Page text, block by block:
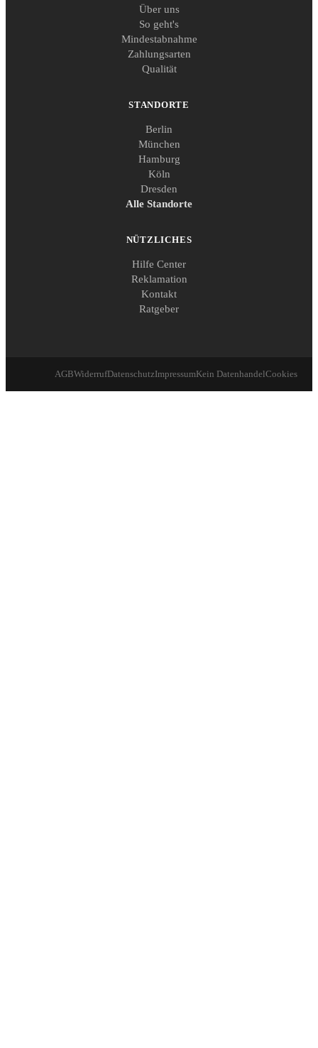
Über uns
So geht's
Mindestabnahme
Zahlungsarten
Qualität
STANDORTE
Berlin
München
Hamburg
Köln
Dresden
Alle Standorte
NÜTZLICHES
Hilfe Center
Reklamation
Kontakt
Ratgeber
AGBWiderrufDatenschutzImpressumKein DatenhandelCookies